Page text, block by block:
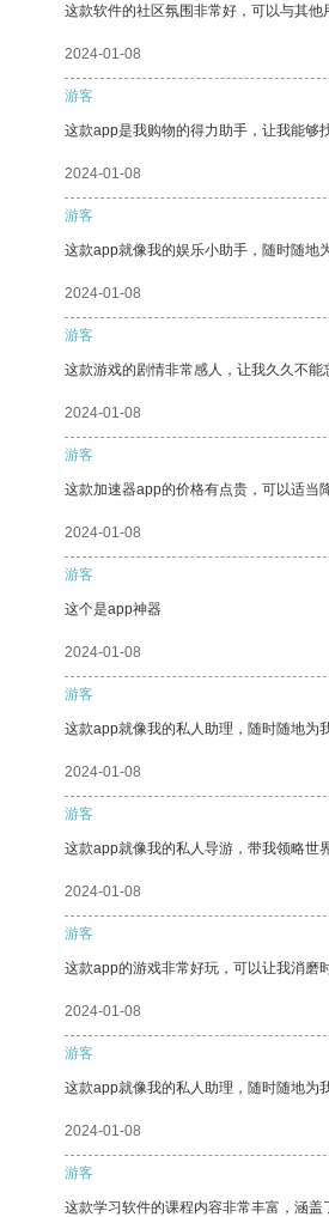
这款软件的社区氛围非常好，可以与其他
2024-01-08
游客
这款app是我购物的得力助手，让我能够
2024-01-08
游客
这款app就像我的娱乐小助手，随时随地
2024-01-08
游客
这款游戏的剧情非常感人，让我久久不能
2024-01-08
游客
这款加速器app的价格有点贵，可以适当
2024-01-08
游客
这个是app神器
2024-01-08
游客
这款app就像我的私人助理，随时随地为
2024-01-08
游客
这款app就像我的私人导游，带我领略世
2024-01-08
游客
这款app的游戏非常好玩，可以让我消磨时
2024-01-08
游客
这款app就像我的私人助理，随时随地为
2024-01-08
游客
这款学习软件的课程内容非常丰富，涵盖